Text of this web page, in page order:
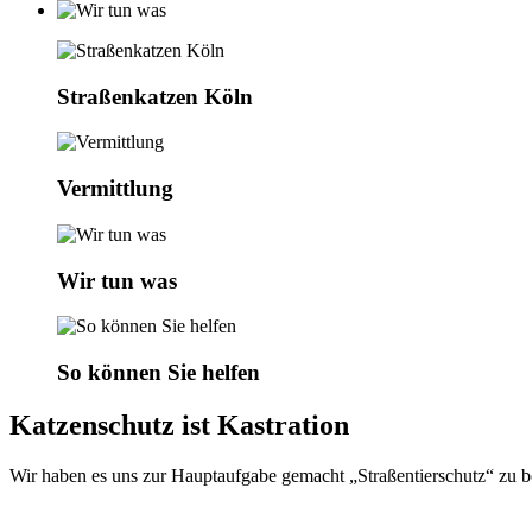
Straßenkatzen Köln
Vermittlung
Wir tun was
So können Sie helfen
Katzenschutz ist Kastration
Wir haben es uns zur Hauptaufgabe gemacht „Straßentierschutz“ zu